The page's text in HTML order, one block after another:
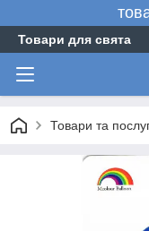
Товари для свята
Товари та